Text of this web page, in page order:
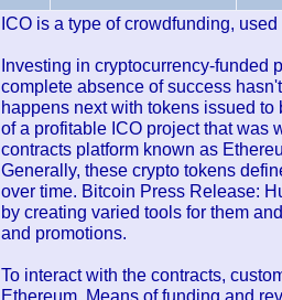
ICO is a type of crowdfunding,
Investing in cryptocurrency-funded
complete absence of success
happens next with tokens issued
of a profitable ICO project that was
contracts platform known as
Generally, these crypto tokens
over time. Bitcoin Press Release:
by creating varied tools for them
and promotions.
To interact with the contracts,
Ethereum. Means of funding and